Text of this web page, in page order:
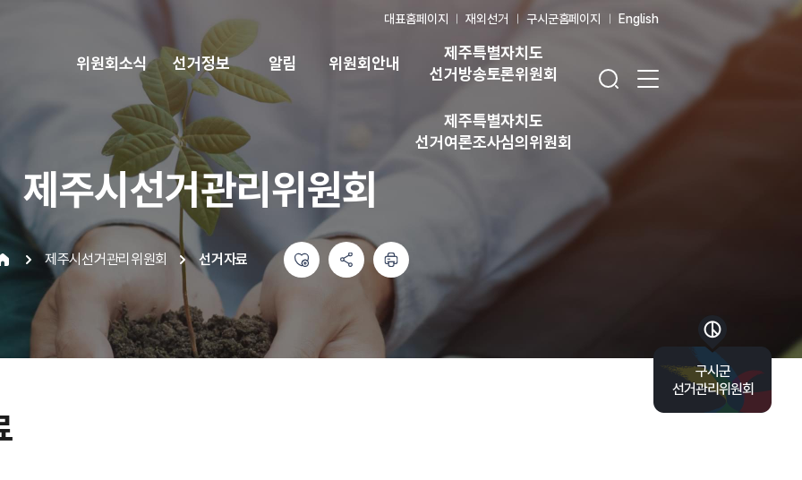
대표홈페이지 재외선거 구시군홈페이지 English
위원회소식 선거정보 알림 위원회안내
제주특별자치도
선거방송토론위원회
제주특별자치도
선거여론조사심의위원회
제주시선거관리위원회
제주시선거관리위원회 선거자료
구시군
선거관리위원회
바로가기 목록 열기